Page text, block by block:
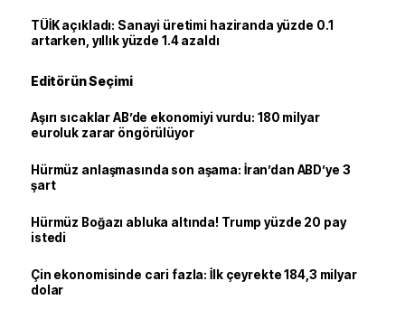
TÜİK açıkladı: Sanayi üretimi haziranda yüzde 0.1
artarken, yıllık yüzde 1.4 azaldı
Editörün Seçimi
Aşırı sıcaklar AB’de ekonomiyi vurdu: 180 milyar
euroluk zarar öngörülüyor
Hürmüz anlaşmasında son aşama: İran’dan ABD’ye 3
şart
Hürmüz Boğazı abluka altında! Trump yüzde 20 pay
istedi
Çin ekonomisinde cari fazla: İlk çeyrekte 184,3 milyar
dolar